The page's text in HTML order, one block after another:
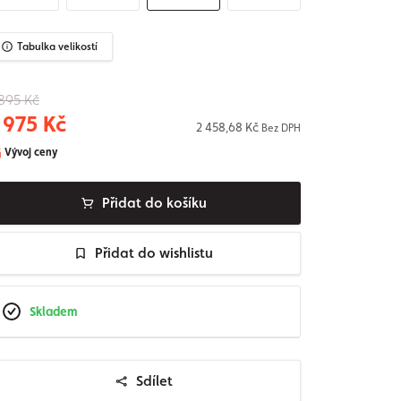
Tabulka velikostí
Kč
Kč 2 458,68 Kč Bez DPH
Vývoj ceny
Přidat do košíku
Přidat do wishlistu
Skladem
Sdílet